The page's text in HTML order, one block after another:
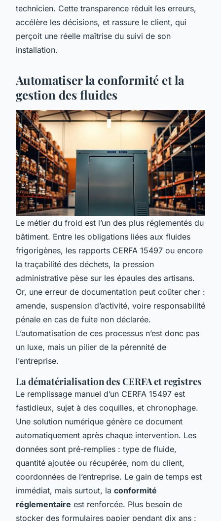
technicien. Cette transparence réduit les erreurs,
accélère les décisions, et rassure le client, qui
perçoit une réelle maîtrise du suivi de son
installation.
Automatiser la conformité et la
gestion des fluides
Le métier du froid est l’un des plus réglementés du
bâtiment. Entre les obligations liées aux fluides
frigorigènes, les rapports CERFA 15497 ou encore
la traçabilité des déchets, la pression
administrative pèse sur les épaules des artisans.
Or, une erreur de documentation peut coûter cher :
amende, suspension d’activité, voire responsabilité
pénale en cas de fuite non déclarée.
L’automatisation de ces processus n’est donc pas
un luxe, mais un pilier de la pérennité de
l’entreprise.
La dématérialisation des CERFA et registres
Le remplissage manuel d’un CERFA 15497 est
fastidieux, sujet à des coquilles, et chronophage.
Une solution numérique génère ce document
automatiquement après chaque intervention. Les
données sont pré-remplies : type de fluide,
quantité ajoutée ou récupérée, nom du client,
coordonnées de l’entreprise. Le gain de temps est
immédiat, mais surtout, la conformité
réglementaire est renforcée. Plus besoin de
stocker des formulaires papier pendant dix ans :